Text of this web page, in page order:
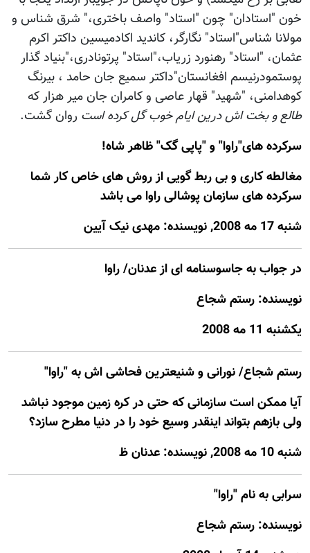
خون "استادان" چون "استاد" واصف باختری،" شرق شناس و
مولانا شناس"استاد" نگارگر، کاندید اکادمیسین داکتر اکرم
عثمان، "استاد" رهنورد زریاب،"استاد" پرتونادری،"بنیاد گذار
پوستمودرنیسم افغانستان"داکتر سمیع جان حامد ، بیرنگ
کوهدامنی، "شهید" قهار عاصی و کامران جان میر هزار که
طالع و بخت اش درین ایام خوب گل کرده است روان گشت.
سرکرده های"راوا" و "پاپی گک" ظاهر شاه!
مغالطه کاری و بی ربط گویی از روش های خاص کار شما
سرکرده های سازمان پوشالی راوا می باشد
شنبه 17 مه 2008, نويسنده: مهدی نیک آیین
در جواب به جاسوسنامه ای از عدنان/ راوا
نویسنده: رستم شجاع
يكشنبه 11 مه 2008
رستم شجاع/ نورانی و شنیعترین فحاشی اش به "راوا"
آیا ممکن است سازمانی که حتی در کره زمین موجود نباشد
ولی بازهم بتواند اینقدر وسیع خود را در دنیا مطرح سازد؟
شنبه 10 مه 2008, نويسنده: عدنان ظ
سرابی به نام "راوا"
نويسنده: رستم شجاع